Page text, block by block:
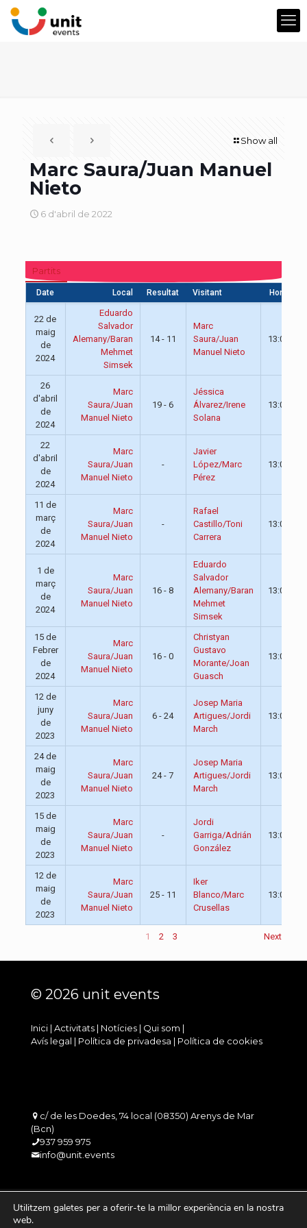
Show all
Marc Saura/Juan Manuel
Nieto
6 d'abril de 2022
Partits
Date Local Resultat Visitant Hora
22 de
maig
de
2024
Eduardo
Salvador
Alemany/Baran
Mehmet
Simsek
14 - 11
Marc
Saura/Juan
Manuel Nieto
13:00
26
d'abril
de
2024
Marc
Saura/Juan
Manuel Nieto
19 - 6
Jéssica
Álvarez/Irene
Solana
13:00
22
d'abril
de
2024
Marc
Saura/Juan
Manuel Nieto
-
Javier
López/Marc
Pérez
13:00
11 de
març
de
2024
Marc
Saura/Juan
Manuel Nieto
-
Rafael
Castillo/Toni
Carrera
13:00
1 de
març
de
2024
Marc
Saura/Juan
Manuel Nieto
16 - 8
Eduardo
Salvador
Alemany/Baran
Mehmet
Simsek
13:00
15 de
Febrer
de
2024
Marc
Saura/Juan
Manuel Nieto
16 - 0
Christyan
Gustavo
Morante/Joan
Guasch
13:00
12 de
juny
de
2023
Marc
Saura/Juan
Manuel Nieto
6 - 24
Josep Maria
Artigues/Jordi
March
13:00
24 de
maig
de
2023
Marc
Saura/Juan
Manuel Nieto
24 - 7
Josep Maria
Artigues/Jordi
March
13:00
15 de
maig
de
2023
Marc
Saura/Juan
Manuel Nieto
-
Jordi
Garriga/Adrián
González
13:00
12 de
maig
de
2023
Marc
Saura/Juan
Manuel Nieto
25 - 11
Iker
Blanco/Marc
Crusellas
13:00
1 2 3 Next
© 2026 unit events
Inici | Activitats | Notícies | Qui som |
Avís legal | Política de privadesa | Política de cookies
c/ de les Doedes, 74 local (08350) Arenys de Mar
(Bcn)
937 959 975
info@unit.events
Utilitzem galetes per a oferir-te la millor experiència en la nostra
web.